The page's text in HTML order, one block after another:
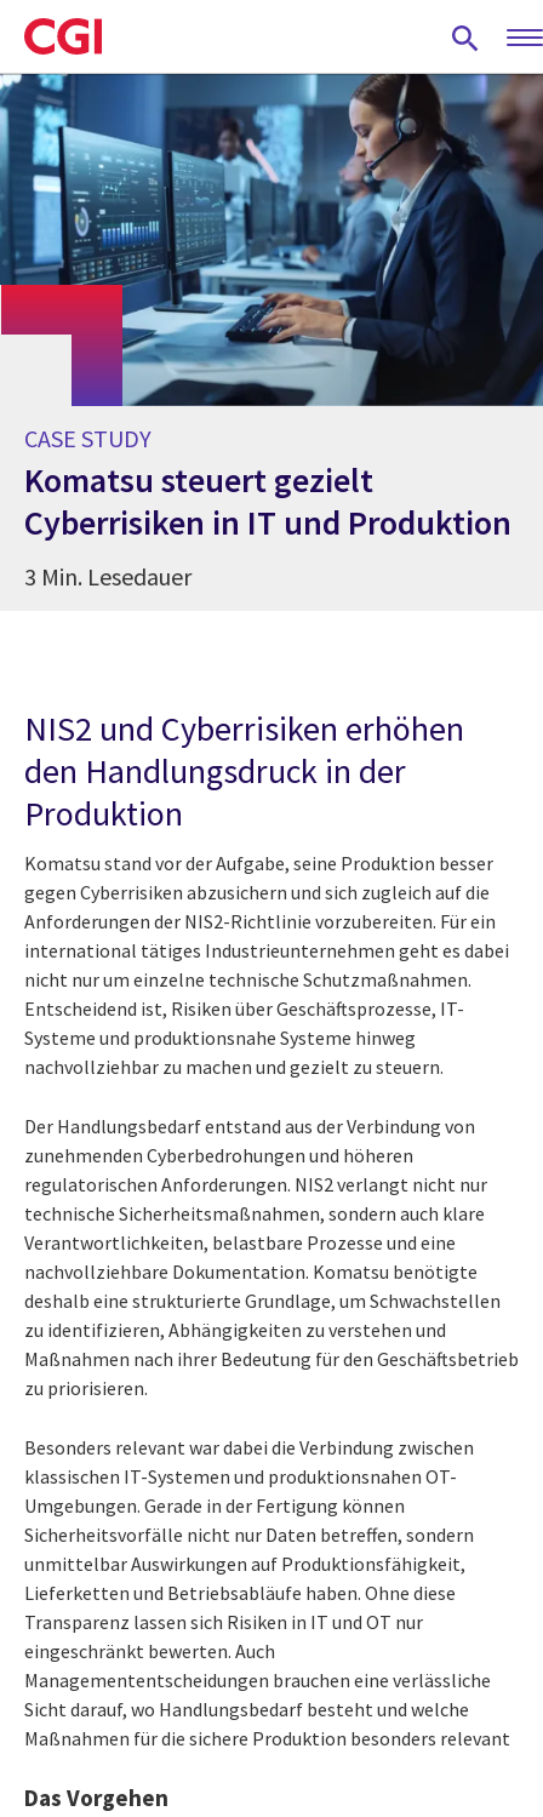
Skip
to
main
content
CASE STUDY
Komatsu steuert gezielt
Cyberrisiken in IT und Produktion
3 Min. Lesedauer
NIS2 und Cyberrisiken erhöhen
den Handlungsdruck in der
Produktion
Komatsu stand vor der Aufgabe, seine Produktion besser
gegen Cyberrisiken abzusichern und sich zugleich auf die
Anforderungen der NIS2-Richtlinie vorzubereiten. Für ein
international tätiges Industrieunternehmen geht es dabei
nicht nur um einzelne technische Schutzmaßnahmen.
Entscheidend ist, Risiken über Geschäftsprozesse, IT-
Systeme und produktionsnahe Systeme hinweg
nachvollziehbar zu machen und gezielt zu steuern.
Der Handlungsbedarf entstand aus der Verbindung von
zunehmenden Cyberbedrohungen und höheren
regulatorischen Anforderungen. NIS2 verlangt nicht nur
technische Sicherheitsmaßnahmen, sondern auch klare
Verantwortlichkeiten, belastbare Prozesse und eine
nachvollziehbare Dokumentation. Komatsu benötigte
deshalb eine strukturierte Grundlage, um Schwachstellen
zu identifizieren, Abhängigkeiten zu verstehen und
Maßnahmen nach ihrer Bedeutung für den Geschäftsbetrieb
zu priorisieren.
Besonders relevant war dabei die Verbindung zwischen
klassischen IT-Systemen und produktionsnahen OT-
Umgebungen. Gerade in der Fertigung können
Sicherheitsvorfälle nicht nur Daten betreffen, sondern
unmittelbar Auswirkungen auf Produktionsfähigkeit,
Lieferketten und Betriebsabläufe haben. Ohne diese
Transparenz lassen sich Risiken in IT und OT nur
eingeschränkt bewerten. Auch
Managemententscheidungen brauchen eine verlässliche
Sicht darauf, wo Handlungsbedarf besteht und welche
Maßnahmen für die sichere Produktion besonders relevant
Das Vorgehen